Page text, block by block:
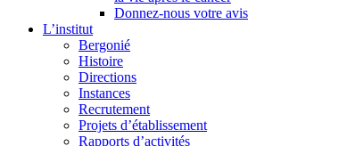
Donnez-nous votre avis
L’institut
Bergonié
Histoire
Directions
Instances
Recrutement
Projets d’établissement
Rapports d’activités